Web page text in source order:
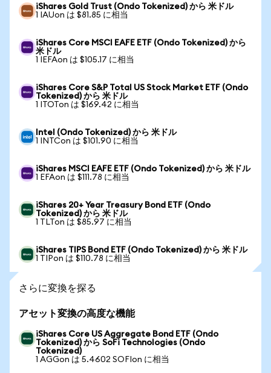
iShares Gold Trust (Ondo Tokenized) から 米ドル
1 IAUon は $81.85 に相当
iShares Core MSCI EAFE ETF (Ondo Tokenized) から
米ドル
1 IEFAon は $105.17 に相当
iShares Core S&P Total US Stock Market ETF (Ondo
Tokenized) から 米ドル
1 ITOTon は $169.42 に相当
Intel (Ondo Tokenized) から 米ドル
1 INTCon は $101.90 に相当
iShares MSCI EAFE ETF (Ondo Tokenized) から 米ドル
1 EFAon は $111.78 に相当
iShares 20+ Year Treasury Bond ETF (Ondo
Tokenized) から 米ドル
1 TLTon は $85.97 に相当
iShares TIPS Bond ETF (Ondo Tokenized) から 米ドル
1 TIPon は $110.78 に相当
さらに変換を探る
アセット変換の高度な機能
iShares Core US Aggregate Bond ETF (Ondo
Tokenized) から SoFi Technologies (Ondo
Tokenized)
1 AGGon は 5.4602 SOFIon に相当